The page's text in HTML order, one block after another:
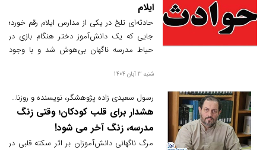
ایلام
حادثه‌ای تلخ در یکی از مدارس ایلام رقم خورد؛
جایی که یک دانش‌آموز دختر هنگام بازی در
حیاط مدرسه ناگهان بی‌هوش شد و با وجود
از دست داد. آموزش و پرورش ایلام با انتشار
تشریح کرد.
شنبه 3 آبان 1404
رسول سعیدی زاده پژوهشگر، نویسنده و روزنامه نگار نوشت:
هشدار برای قلب کودکان؛ وقتی زنگ
مدرسه، زنگ آخر می شود!
مرگ ناگهانی دانش‌آموزان بر اثر سکته قلبی در